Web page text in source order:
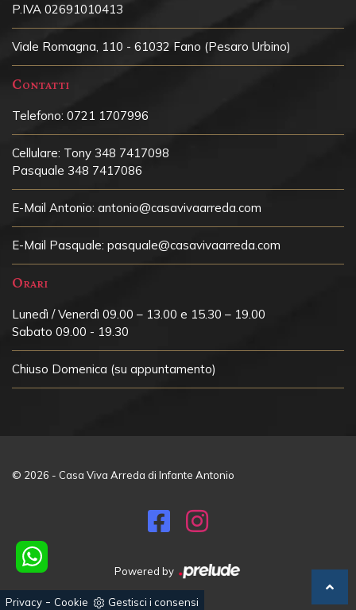
P.IVA 02691010413
Viale Romagna, 110 - 61032 Fano (Pesaro Urbino)
Contatti
Telefono: 0721 1707996
Cellulare: Tony 348 7417098
Pasquale 348 7417086
E-Mail Antonio: antonio@casavivaarreda.com
E-Mail Pasquale: pasquale@casavivaarreda.com
Orari
Lunedì / Venerdì 09.00 – 13.00 e 15.30 – 19.00
Sabato 09.00 - 19.30
Chiuso Domenica (su appuntamento)
© 2026 - Casa Viva Arreda di Infante Antonio
Powered by
Privacy - Cookie Gestisci i consensi